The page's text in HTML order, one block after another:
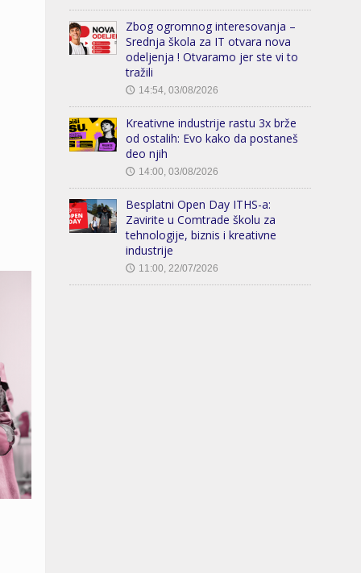
Zbog ogromnog interesovanja –
Srednja škola za IT otvara nova
odeljenja ! Otvaramo jer ste vi to
tražili
🕔 14:54, 03/08/2026
Kreativne industrije rastu 3x brže
od ostalih: Evo kako da postaneš
deo njih
🕔 14:00, 03/08/2026
Besplatni Open Day ITHS-a:
Zavirite u Comtrade školu za
tehnologije, biznis i kreativne
industrije
🕔 11:00, 22/07/2026